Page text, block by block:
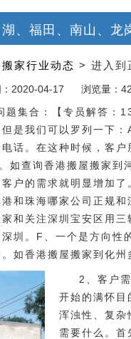
、福田、南山、龙
家行业动态 > 进入到
2020-04-17 浏览量：
题集合：【专员解答
是我们可以罗列一下
话。在这种时候，客
如查询香港搬屋搬家
户的需求就明显增加
和珠海哪家公司正规
和关注深圳宝安区用
圳。F、一个是方向
如香港搬屋搬家到化州
2、客户
开始的满怀目
浑浊性、复杂
需要什么。